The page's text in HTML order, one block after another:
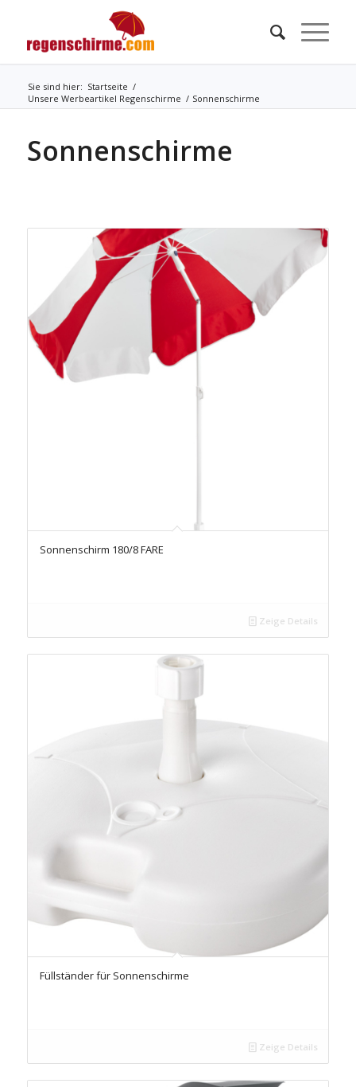
Sie sind hier: Startseite /
Unsere Werbeartikel Regenschirme / Sonnenschirme
Sonnenschirme
Sonnenschirm 180/8 FARE
Zeige Details
Füllständer für Sonnenschirme
Zeige Details